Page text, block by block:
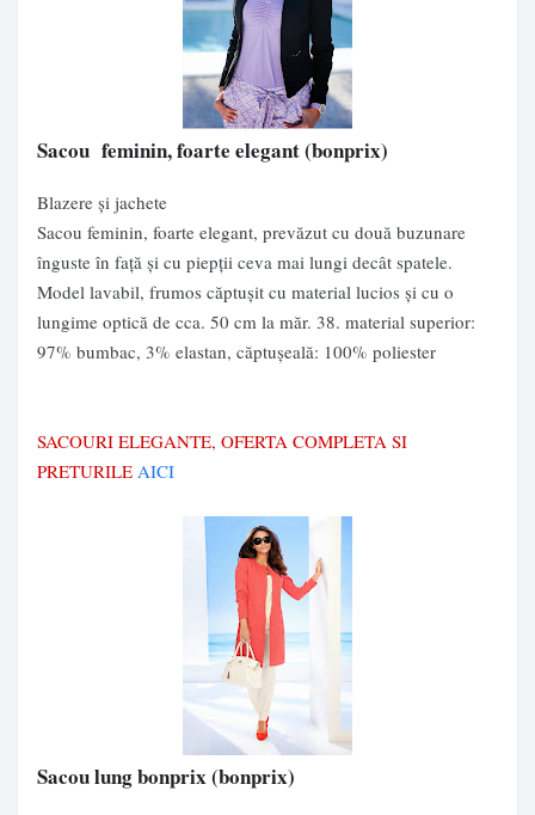
Sacou feminin, foarte elegant(bonprix)
Blazere și jachete
Sacou feminin, foarte elegant, prevăzut cu două buzunare
înguste în faţă şi cu piepţii ceva mai lungi decât spatele.
Model lavabil, frumos căptuşit cu material lucios şi cu o
lungime optică de cca. 50 cm la măr. 38. material superior:
97% bumbac, 3% elastan, căptuşeală: 100% poliester
SACOURI ELEGANTE, OFERTA COMPLETA SI
PRETURILE AICI
Sacou lung bonprix (bonprix)